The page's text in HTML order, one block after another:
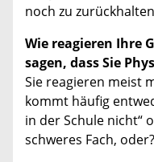
noch zu
Wie reagieren Ihre
sagen, dass Sie
Sie reagieren meist
kommt häufig
in der Schule nicht“
schweres Fach,